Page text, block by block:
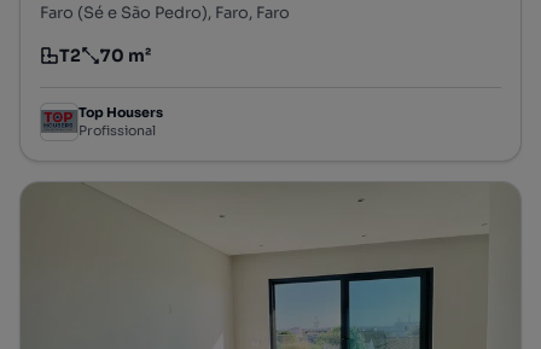
Faro (Sé e São Pedro), Faro, Faro
Tipologia
T2
Preço por metro quadrado
70 m²
Top Housers
Profissional